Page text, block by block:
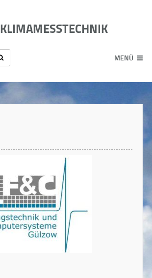
KLIMAMESSTECHNIK
MENÜ